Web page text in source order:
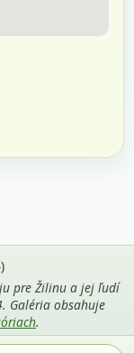
pre Žilinu a jej ľudí
Galéria obsahuje
.
len s uvedením